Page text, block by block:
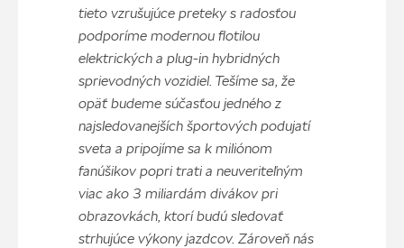
tieto vzrušujúce preteky s radosťou
podporíme modernou flotilou
elektrických a plug-in hybridných
sprievodných vozidiel. Tešíme sa, že
opäť budeme súčasťou jedného z
najsledovanejších športových podujatí
sveta a pripojíme sa k miliónom
fanúšikov popri trati a neuveriteľným
viac ako 3 miliardám divákov pri
obrazovkách, ktorí budú sledovať
strhujúce výkony jazdcov. Zároveň nás